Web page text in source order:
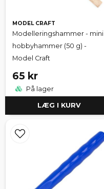
MODEL CRAFT
Modelleringshammer - mini
hobbyhammer (50 g) -
Model Craft
65 kr
På lager
LÆG I KURV